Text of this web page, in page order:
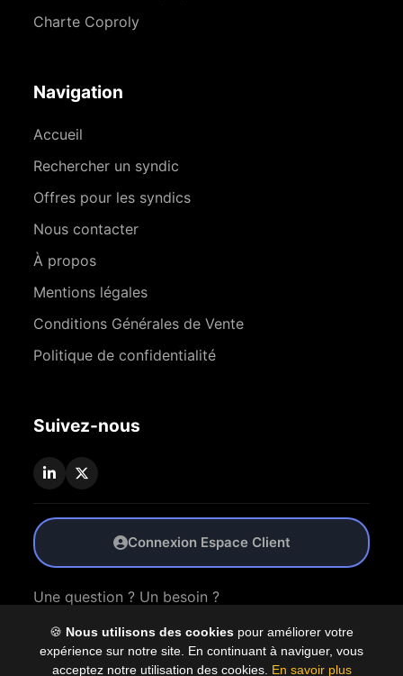
🍪 Nous utilisons des cookies pour améliorer votre
expérience sur notre site. En continuant à naviguer, vous
acceptez notre utilisation des cookies. En savoir plus
Charte Coproly
Navigation
Accueil
Rechercher un syndic
Offres pour les syndics
Nous contacter
À propos
Mentions légales
Conditions Générales de Vente
Politique de confidentialité
Suivez-nous
Connexion Espace Client
Une question ? Un besoin ?
Nous Contacter